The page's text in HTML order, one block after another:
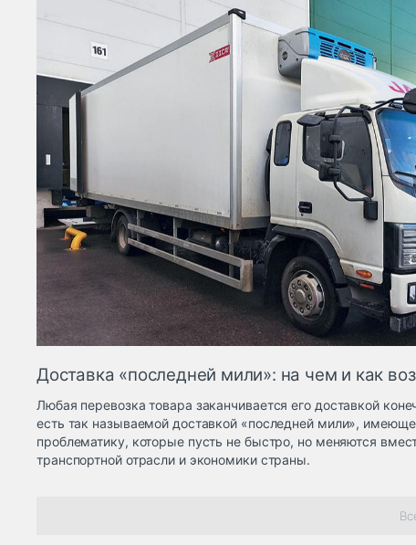
Таможня и ВЭД
грузовые
терминалы
Доставка «последней мили»: на чем и как
Любая перевозка товара заканчивается его доставкой
есть так называемой доставкой «последней мили»,
проблематику, которые пусть не быстро, но меняются
транспортной отрасли и экономики страны.